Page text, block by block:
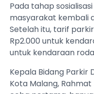
Pada tahap
masyarakat kembali
Setelah itu, tarif
Rp2.000 untuk
untuk kendaraan
Kepala Bidang Parkir
Kota Malang,